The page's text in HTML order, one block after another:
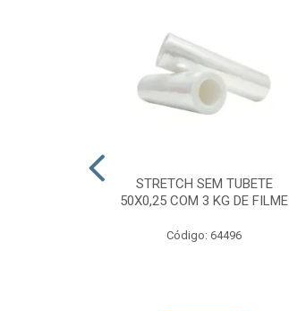
STRETCH SEM TUBETE
50X0,25 COM 3 KG DE FILME
Código: 64496